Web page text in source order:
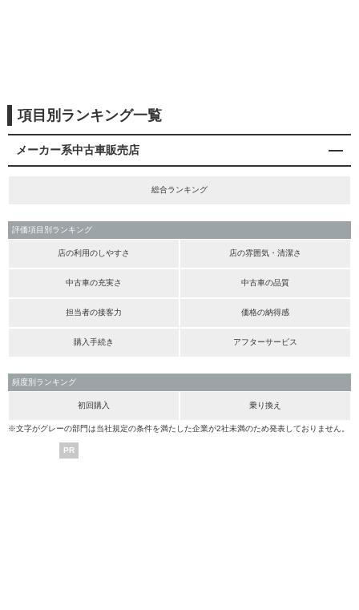
項目別ランキング一覧
メーカー系中古車販売店
総合ランキング
評価項目別ランキング
店の利用のしやすさ 店の雰囲気・清潔さ
中古車の充実さ 中古車の品質
担当者の接客力 価格の納得感
購入手続き アフターサービス
頻度別ランキング
初回購入 乗り換え
※文字がグレーの部門は当社規定の条件を満たした企業が2社未満のため発表しておりません。
PR